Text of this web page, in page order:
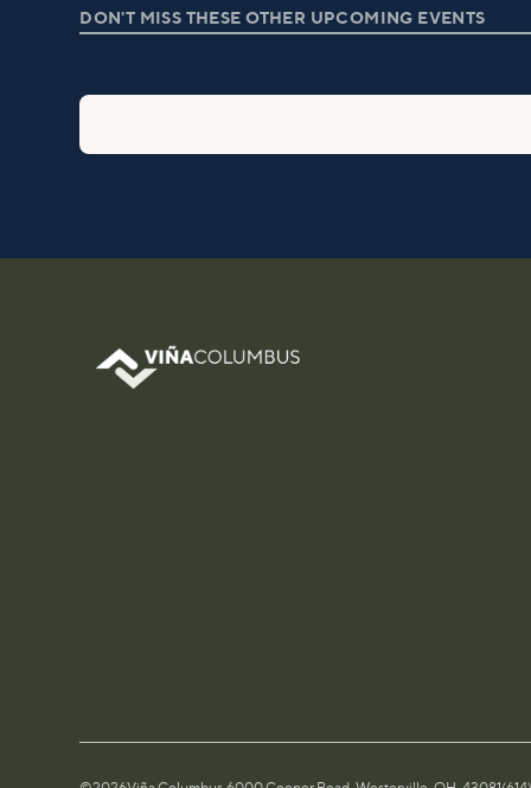
DON'T MISS THESE OTHER UPCOMING EVENTS